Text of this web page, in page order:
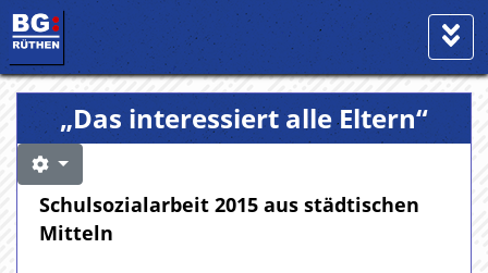
„Das interessiert alle Eltern“
Schulsozialarbeit 2015 aus städtischen
Mitteln